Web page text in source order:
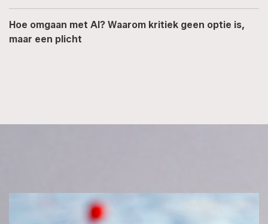
Hoe omgaan met AI? Waarom kritiek geen optie is,
maar een plicht